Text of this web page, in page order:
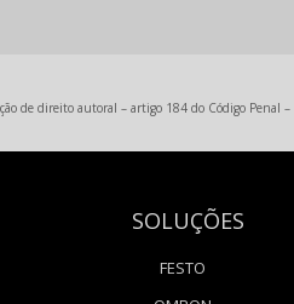
de direito autoral – artigo 184 do Código Penal –
SOLUÇÕES
FESTO